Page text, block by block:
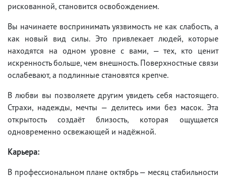
рискованной, становится освобождением.
Вы начинаете воспринимать уязвимость не как слабость, а
как новый вид силы. Это привлекает людей, которые
находятся на одном уровне с вами, — тех, кто ценит
искренность больше, чем внешность. Поверхностные связи
ослабевают, а подлинные становятся крепче.
В любви вы позволяете другим увидеть себя настоящего.
Страхи, надежды, мечты — делитесь ими без масок. Эта
открытость создаёт близость, которая ощущается
одновременно освежающей и надёжной.
Карьера:
В профессиональном плане октябрь — месяц стабильности